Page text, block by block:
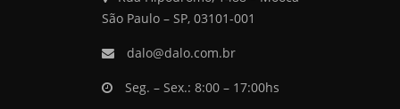
São Paulo – SP, 03101-001
dalo@dalo.com.br
Seg. – Sex.: 8:00 – 17:00hs